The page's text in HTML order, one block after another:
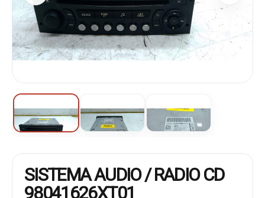
SISTEMA AUDIO / RADIO CD
98041626XT01